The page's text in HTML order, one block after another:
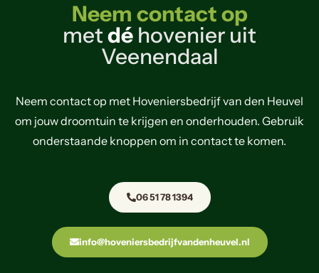
Neem contact op
metdé hovenier uit
Veenendaal
Neem contact op met Hoveniersbedrijf van den Heuvel
om jouw droomtuin te krijgen en onderhouden. Gebruik
onderstaande knoppen om in contact te komen.
06 51 78 1394
info@hoveniersbedrijfvandenheuvel.nl